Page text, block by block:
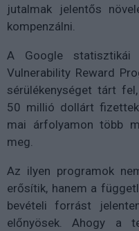
jutalmak jelentős
kompenzálni.
A Google
Vulnerability Reward
sérülékenységet tárt
50 millió dollárt
mai árfolyamon több
meg.
Az ilyen programok
erősítik, hanem a
bevételi forrást
előnyösek. Ahogy a